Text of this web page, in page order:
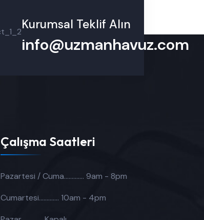
Kurumsal Teklif Alın
info@uzmanhavuz.com
Çalışma Saatleri
Pazartesi / Cuma............. 9am - 8pm
Cumartesi............. 10am - 4pm